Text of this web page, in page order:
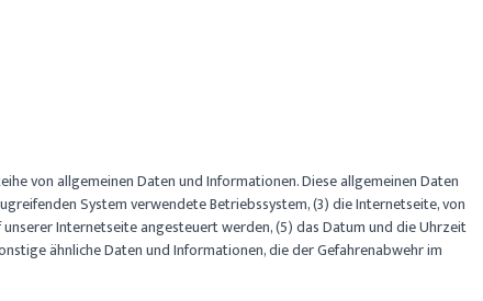
von allgemeinen Daten und Informationen. Diese allgemeinen Daten
System verwendete Betriebssystem, (3) die Internetseite, von
Internetseite angesteuert werden, (5) das Datum und die Uhrzeit
ähnliche Daten und Informationen, die der Gefahrenabwehr im